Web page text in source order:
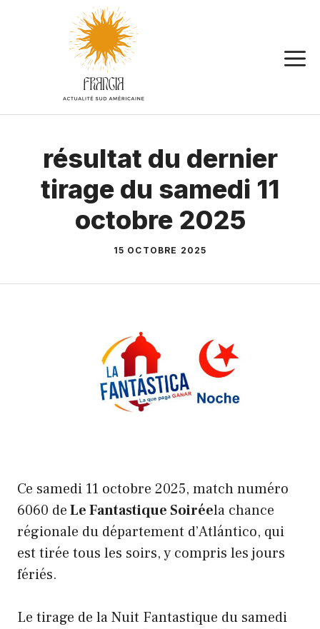
résultat du dernier
tirage du samedi 11
octobre 2025
15 OCTOBRE 2025
Ce samedi 11 octobre 2025, match numéro
6060 deLe Fantastique Soiréela chance
régionale du département d’Atlántico, qui
est tirée tous les soirs, y compris les jours
fériés.
Le tirage de la Nuit Fantastique du samedi